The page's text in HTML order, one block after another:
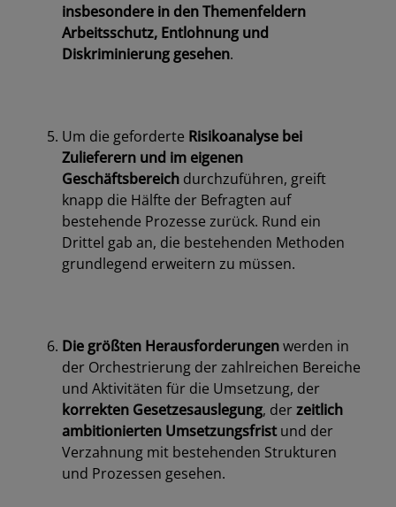
insbesondere in den Themenfeldern
Arbeitsschutz, Entlohnung und
Diskriminierung gesehen.
Um die geforderte Risikoanalyse bei
Zulieferern und im eigenen
Geschäftsbereich durchzuführen, greift
knapp die Hälfte der Befragten auf
bestehende Prozesse zurück. Rund ein
Drittel gab an, die bestehenden Methoden
grundlegend erweitern zu müssen.
Die größten Herausforderungenwerden in
der Orchestrierung der zahlreichen Bereiche
und Aktivitäten für die Umsetzung, der
korrekten Gesetzesauslegung, derzeitlich
ambitionierten Umsetzungsfristund der
Verzahnung mit bestehenden Strukturen
und Prozessen gesehen.